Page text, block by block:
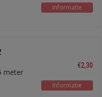
Informatie
meter
€2,30
Informatie